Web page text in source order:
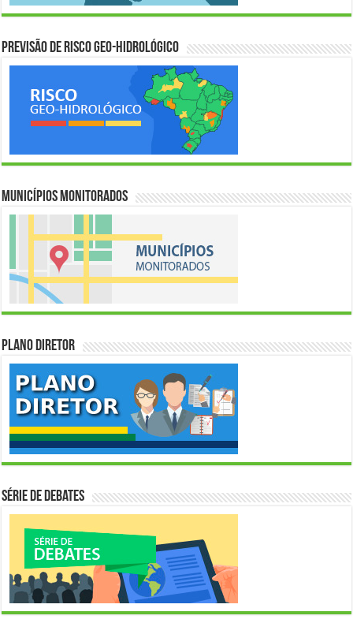
Previsão de Risco Geo-Hidrológico
Municípios Monitorados
Plano Diretor
Série de Debates